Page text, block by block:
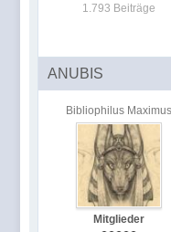
1.793 Beiträge
ANUBIS
Bibliophilus Maximus
Mitglieder